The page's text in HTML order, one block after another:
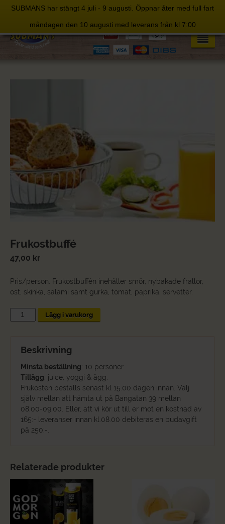
SUBMANS har stängt 4 juli - 9 augusti. Öppnar åter med full fart
måndagen den 10 augusti med leverans från kl 7:00
to
content
Frukostbuffé
47,00 kr
Pris/person. Frukostbuffén inehåller smör, nybakade frallor,
ost, skinka, salami samt gurka, tomat, paprika, servetter.
Frukostbuffé
mängd
Lägg i varukorg
Beskrivning
Minsta beställning: 10 personer.
Tillägg: juice, yoggi & ägg.
Frukosten beställs senast kl 15.00 dagen innan. Välj
själv mellan att hämta ut på Bangatan 39 mellan
08.00-09.00. Eller, att vi kör ut till er mot en kostnad av
165:- leveranser innan kl.08.00 debiteras en budavgift
på 250:-.
Relaterade produkter